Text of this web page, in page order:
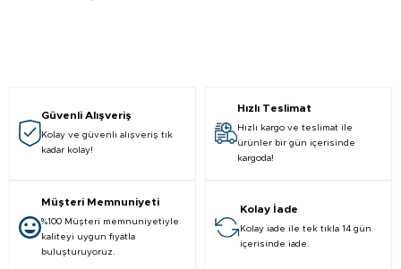
Güvenli Alışveriş
Kolay ve güvenli alışveriş tık
kadar kolay!
Hızlı Teslimat
Hızlı kargo ve teslimat ile
ürünler bir gün içerisinde
kargoda!
Müşteri Memnuniyeti
%100 Müşteri memnuniyetiyle
kaliteyi uygun fiyatla
buluşturuyoruz.
Kolay İade
Kolay iade ile tek tıkla 14 gün
içerisinde iade.